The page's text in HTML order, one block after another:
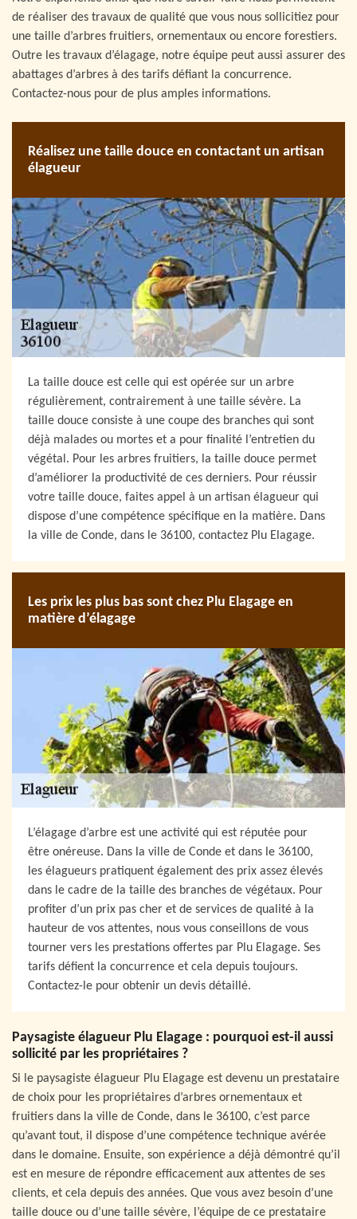
de réaliser des travaux de qualité que vous nous sollicitiez pour
une taille d’arbres fruitiers, ornementaux ou encore forestiers.
Outre les travaux d’élagage, notre équipe peut aussi assurer des
abattages d’arbres à des tarifs défiant la concurrence.
Contactez-nous pour de plus amples informations.
Réalisez une taille douce en contactant un artisan
élagueur
La taille douce est celle qui est opérée sur un arbre
régulièrement, contrairement à une taille sévère. La
taille douce consiste à une coupe des branches qui sont
déjà malades ou mortes et a pour finalité l’entretien du
végétal. Pour les arbres fruitiers, la taille douce permet
d’améliorer la productivité de ces derniers. Pour réussir
votre taille douce, faites appel à un artisan élagueur qui
dispose d’une compétence spécifique en la matière. Dans
la ville de Conde, dans le 36100, contactez Plu Elagage.
Les prix les plus bas sont chez Plu Elagage en
matière d’élagage
L’élagage d’arbre est une activité qui est réputée pour
être onéreuse. Dans la ville de Conde et dans le 36100,
les élagueurs pratiquent également des prix assez élevés
dans le cadre de la taille des branches de végétaux. Pour
profiter d’un prix pas cher et de services de qualité à la
hauteur de vos attentes, nous vous conseillons de vous
tourner vers les prestations offertes par Plu Elagage. Ses
tarifs défient la concurrence et cela depuis toujours.
Contactez-le pour obtenir un devis détaillé.
Paysagiste élagueur Plu Elagage : pourquoi est-il aussi
sollicité par les propriétaires ?
Si le paysagiste élagueur Plu Elagage est devenu un prestataire
de choix pour les propriétaires d’arbres ornementaux et
fruitiers dans la ville de Conde, dans le 36100, c’est parce
qu’avant tout, il dispose d’une compétence technique avérée
dans le domaine. Ensuite, son expérience a déjà démontré qu’il
est en mesure de répondre efficacement aux attentes de ses
clients, et cela depuis des années. Que vous avez besoin d’une
taille douce ou d’une taille sévère, l’équipe de ce prestataire